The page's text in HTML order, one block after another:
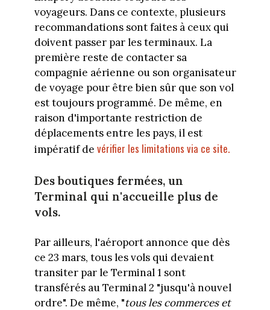
voyageurs. Dans ce contexte, plusieurs
recommandations sont faites à ceux qui
doivent passer par les terminaux. La
première reste de contacter sa
compagnie aérienne ou son organisateur
de voyage pour être bien sûr que son vol
est toujours programmé. De même, en
raison d'importante restriction de
déplacements entre les pays, il est
impératif de vérifier les limitations via ce site.
Des boutiques fermées, un
Terminal qui n'accueille plus de
vols.
Par ailleurs, l'aéroport annonce que dès
ce 23 mars, tous les vols qui devaient
transiter par le Terminal 1 sont
transférés au Terminal 2 "jusqu'à nouvel
ordre". De même, "tous les commerces et